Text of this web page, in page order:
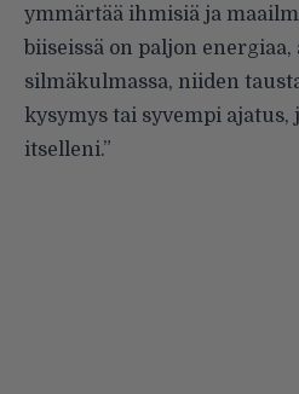
ymmärtää ihmisiä ja
biiseissä on paljon
silmäkulmassa, niiden
kysymys tai syvempi
itselleni.”